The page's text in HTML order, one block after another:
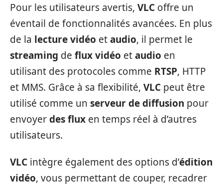
Pour les utilisateurs avertis, VLC offre un
éventail de fonctionnalités avancées. En plus
de la lecture vidéo etaudio, il permet le
streaming de flux vidéo etaudio en
utilisant des protocoles comme RTSP, HTTP
et MMS. Grâce à sa flexibilité, VLC peut être
utilisé comme un serveur de diffusion pour
envoyerdes flux en temps réel à d’autres
utilisateurs.
VLC intègre également des options d’édition
vidéo, vous permettant de couper, recadrer